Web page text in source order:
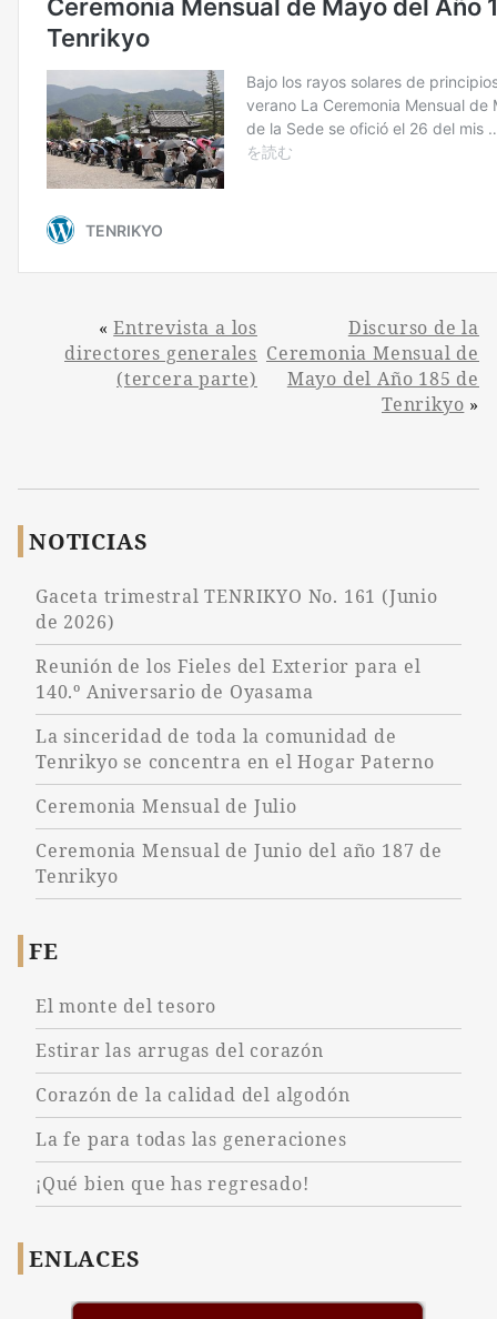
«Entrevista a los
directores generales
(tercera parte)
Discurso de la
Ceremonia Mensual de
Mayo del Año 185 de
Tenrikyo »
NOTICIAS
Gaceta trimestral TENRIKYO No. 161 (Junio
de 2026)
Reunión de los Fieles del Exterior para el
140.º Aniversario de Oyasama
La sinceridad de toda la comunidad de
Tenrikyo se concentra en el Hogar Paterno
Ceremonia Mensual de Julio
Ceremonia Mensual de Junio del año 187 de
Tenrikyo
FE
El monte del tesoro
Estirar las arrugas del corazón
Corazón de la calidad del algodón
La fe para todas las generaciones
¡Qué bien que has regresado!
ENLACES